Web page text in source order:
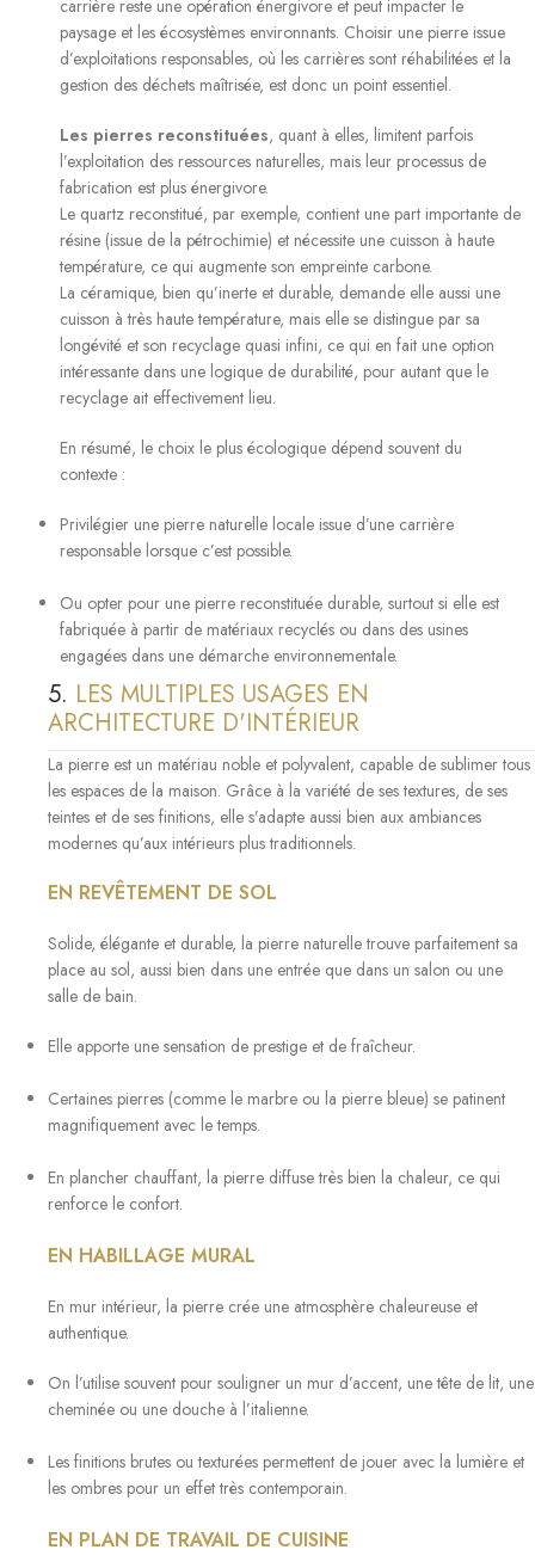
carrière reste une opération énergivore et peut impacter le
paysage et les écosystèmes environnants. Choisir une pierre issue
d’exploitations responsables, où les carrières sont réhabilitées et la
gestion des déchets maîtrisée, est donc un point essentiel.
Les pierres reconstituées, quant à elles, limitent parfois
l’exploitation des ressources naturelles, mais leur processus de
fabrication est plus énergivore.
Le quartz reconstitué, par exemple, contient une part importante de
résine (issue de la pétrochimie) et nécessite une cuisson à haute
température, ce qui augmente son empreinte carbone.
La céramique, bien qu’inerte et durable, demande elle aussi une
cuisson à très haute température, mais elle se distingue par sa
longévité et son recyclage quasi infini, ce qui en fait une option
intéressante dans une logique de durabilité, pour autant que le
recyclage ait effectivement lieu.
En résumé, le choix le plus écologique dépend souvent du
contexte :
Privilégier une pierre naturelle locale issue d’une carrière
responsable lorsque c’est possible.
Ou opter pour une pierre reconstituée durable, surtout si elle est
fabriquée à partir de matériaux recyclés ou dans des usines
engagées dans une démarche environnementale.
5. LES MULTIPLES USAGES EN
ARCHITECTURE D'INTÉRIEUR
La pierre est un matériau noble et polyvalent, capable de sublimer tous
les espaces de la maison. Grâce à la variété de ses textures, de ses
teintes et de ses finitions, elle s’adapte aussi bien aux ambiances
modernes qu’aux intérieurs plus traditionnels.
EN REVÊTEMENT DE SOL
Solide, élégante et durable, la pierre naturelle trouve parfaitement sa
place au sol, aussi bien dans une entrée que dans un salon ou une
salle de bain.
Elle apporte une sensation de prestige et de fraîcheur.
Certaines pierres (comme le marbre ou la pierre bleue) se patinent
magnifiquement avec le temps.
En plancher chauffant, la pierre diffuse très bien la chaleur, ce qui
renforce le confort.
EN HABILLAGE MURAL
En mur intérieur, la pierre crée une atmosphère chaleureuse et
authentique.
On l’utilise souvent pour souligner un mur d’accent, une tête de lit, une
cheminée ou une douche à l’italienne.
Les finitions brutes ou texturées permettent de jouer avec la lumière et
les ombres pour un effet très contemporain.
EN PLAN DE TRAVAIL DE CUISINE